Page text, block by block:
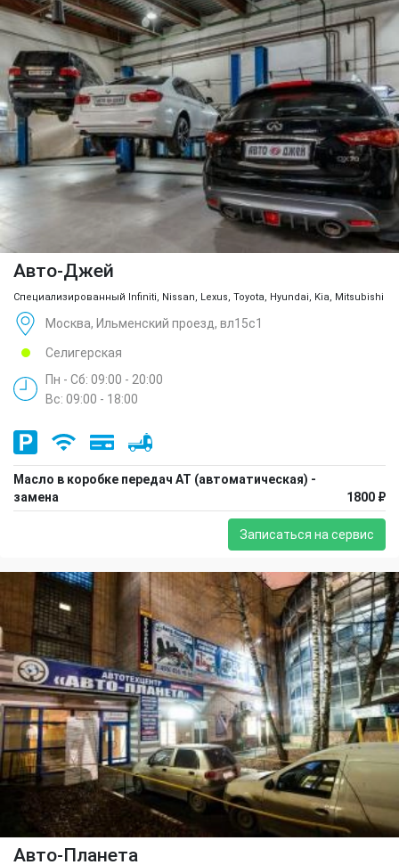
Авто-Джей
Специализированный Infiniti, Nissan, Lexus, Toyota, Hyundai, Kia, Mitsubishi
Москва, Ильменский проезд, вл15с1
Селигерская
Пн - Сб: 09:00 - 20:00
Вс: 09:00 - 18:00
Масло в коробке передач АТ (автоматическая) -
замена
1800 ₽
Записаться на сервис
Авто-Планета